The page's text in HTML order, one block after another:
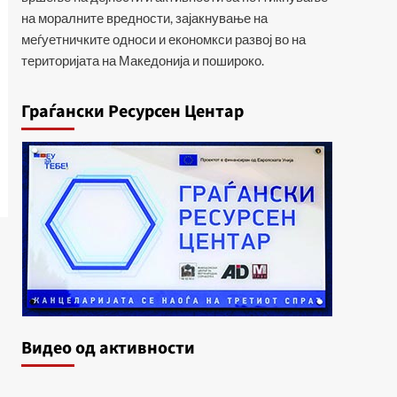
на моралните вредности, зајакнување на
меѓуетничките односи и економкси развој во на
територијата на Македонија и пошироко.
Граѓански Ресурсен Центар
Видеo од активности